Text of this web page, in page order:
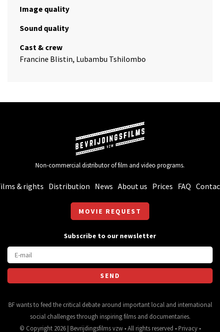
Image quality
Sound quality
Cast & crew
Francine Blistin, Lubambu Tshilombo
Non-commercial distributor of film and video programs.
& rights Distribution News About us Prices FAQ
MOVIE REQUEST
Subscribe to our newsletter
BF wants to feed the critical debate around important local and international
social challenges through inspiring films and documentaries.
© Copyright 2026 | Bevrijdingsfilms vzw • All rights reserved • Privacy•